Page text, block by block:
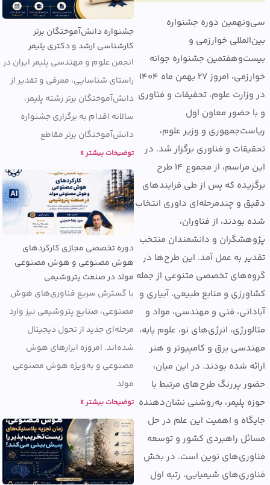
دوره جشنواره
خوارزمی و
جشنواره جوانه
خوارزمی، امروز 27 بهمن ماه 1404
علوم، تحقیقات و فناوری
حضور معاون اول
و وزیر علوم،
و فناوری برگزار شد. در
این مراسم، از مجموع ۱۴ طرح
که پس از طی فرایندهای
و چندمرحله‌ای داوری انتخاب
از فناوران،
و دانشمندان منتخب
به عمل آمد. این طرح‌ها در
تخصصی متنوعی از جمله
و منابع طبیعی، آبیاری و
فنی و مهندسی، مواد و
انرژی‌های نو، علوم پایه،
برق و کامپیوتر و هنر
شده بودند. در این میان،
پررنگ طرح‌های مرتبط با
پلیمر، به‌روشنی نشان‌دهنده
و اهمیت این علم در حل
راهبردی کشور و توسعه
نوین است. در بخش
شیمیایی، رتبه اول
جشنواره دانش‌آموختگان برتر
کارشناسی ارشد و دکتری پلیمر
انجمن علوم و مهندسی پلیمر ایران در
راستای شناسایی، معرفی و تقدیر از
دانش‌آموختگان برتر رشته پلیمر،
سالانه اقدام به برگزاری جشنواره
دانش‌آموختگان برتر مقاطع
توضیحات بیشتر »
دوره تخصصی مجازی کارکردهای
هوش مصنوعی و هوش مصنوعی
مولد در صنعت پتروشیمی
با گسترش سریع فناوری‌های هوش
مصنوعی، صنایع پتروشیمی نیز وارد
مرحله‌ای جدید از تحول دیجیتال
شده‌اند. امروزه ابزارهای هوش
مصنوعی و به‌ویژه هوش مصنوعی
مولد
توضیحات بیشتر »